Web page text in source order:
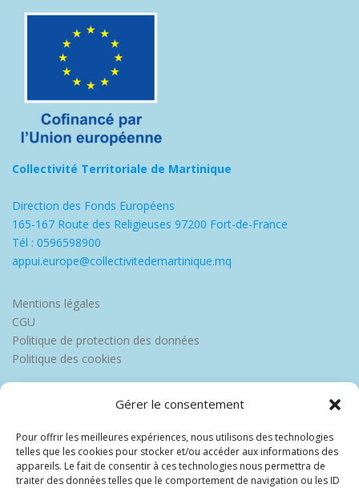
Gérer le consentement
Pour offrir les meilleures expériences, nous utilisons des technologies
telles que les cookies pour stocker et/ou accéder aux informations des
appareils. Le fait de consentir à ces technologies nous permettra de
traiter des données telles que le comportement de navigation ou les ID
Collectivité Territoriale de Martinique
Direction des Fonds Européens
165-167 Route des Religieuses 97200 Fort-de-France
Tél : 0596598900
appui.europe@collectivitedemartinique.mq
Mentions légales
CGU
Politique de protection des données
Politique des cookies